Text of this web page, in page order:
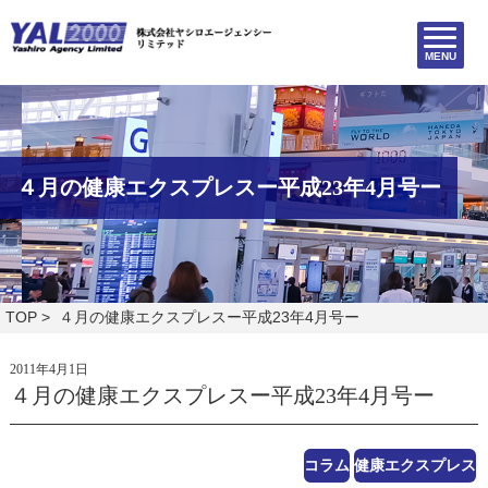
MENU
４月の健康エクスプレスー平成23年4月号ー
TOP > ４月の健康エクスプレスー平成23年4月号ー
2011年4月1日
４月の健康エクスプレスー平成23年4月号ー
コラム 健康エクスプレス